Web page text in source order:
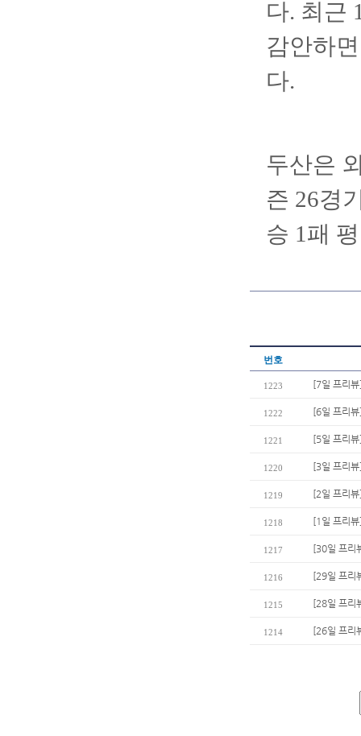
다. 최근
감안하
다.
두산은
즌 26경
승 1패
번호
1223 [7일 프리
1222 [6일 프리
1221 [5일 프리
1220 [3일 프리
1219 [2일 프리
1218 [1일 프리
1217 [30일 프리
1216 [29일 프리
1215 [28일 프리
1214 [26일 프리